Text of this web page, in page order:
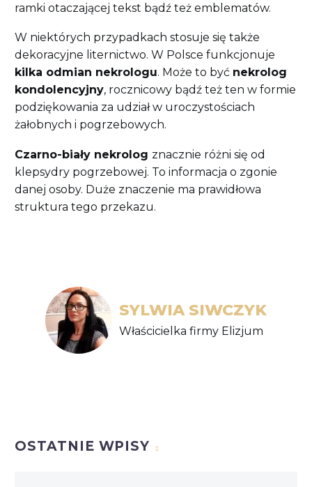
ramki otaczającej tekst bądź też emblematów.
W niektórych przypadkach stosuje się także
dekoracyjne liternictwo. W Polsce funkcjonuje
kilka odmian nekrologu. Może to być nekrolog
kondolencyjny, rocznicowy bądź też ten w formie
podziękowania za udział w uroczystościach
żałobnych i pogrzebowych.
Czarno-biały nekrolog znacznie różni się od
klepsydry pogrzebowej. To informacja o zgonie
danej osoby. Duże znaczenie ma prawidłowa
struktura tego przekazu.
SYLWIA SIWCZYK
Właścicielka firmy Elizjum
OSTATNIE WPISY